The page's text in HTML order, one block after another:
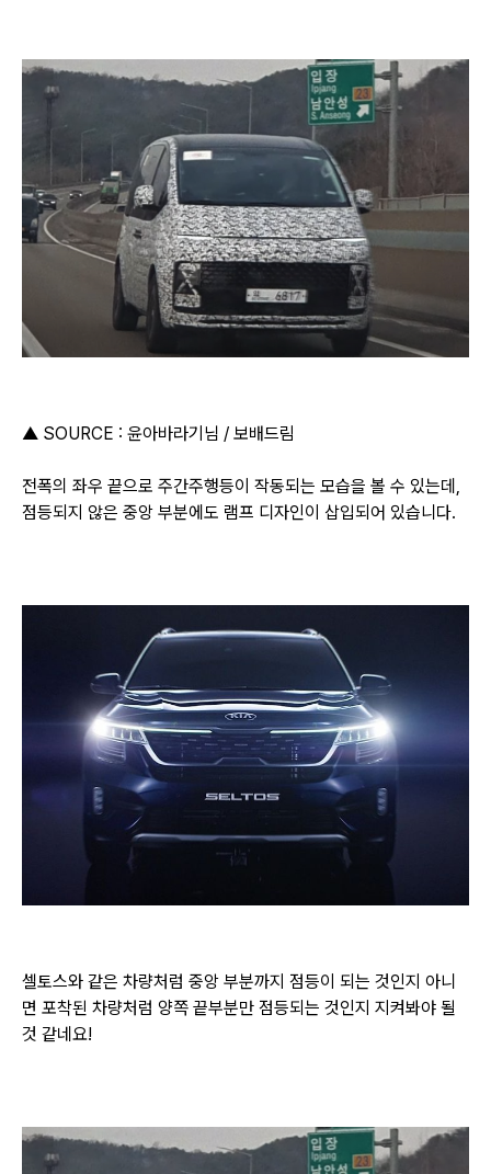
▲ SOURCE : 윤아바라기님 / 보배드림
전폭의 좌우 끝으로 주간주행등이 작동되는 모습을 볼 수 있는데,
점등되지 않은 중앙 부분에도 램프 디자인이 삽입되어 있습니다.
셀토스와 같은 차량처럼 중앙 부분까지 점등이 되는 것인지 아니
면 포착된 차량처럼 양쪽 끝부분만 점등되는 것인지 지켜봐야 될
것 같네요!